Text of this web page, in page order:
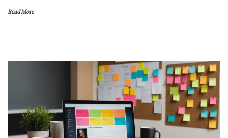
Read More